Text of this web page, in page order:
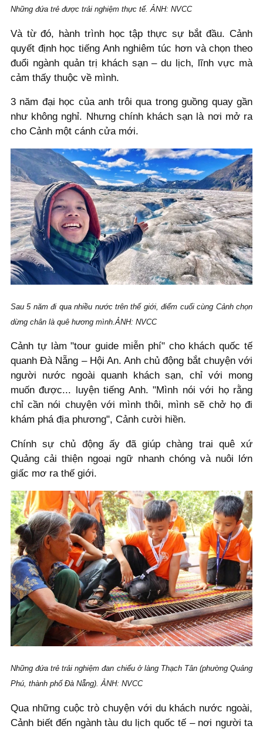
Những đứa trẻ được trải nghiệm thực tế. ẢNH: NVCC
Và từ đó, hành trình học tập thực sự bắt đầu. Cảnh
quyết định học tiếng Anh nghiêm túc hơn và chọn theo
đuổi ngành quản trị khách sạn – du lịch, lĩnh vực mà
cảm thấy thuộc về mình.
3 năm đại học của anh trôi qua trong guồng quay gần
như không nghỉ. Nhưng chính khách sạn là nơi mở ra
cho Cảnh một cánh cửa mới.
Sau 5 năm đi qua nhiều nước trên thế giới, điểm cuối cùng Cảnh chọn
dừng chân là quê hương mình.ẢNH: NVCC
Cảnh tự làm "tour guide miễn phí" cho khách quốc tế
quanh Đà Nẵng – Hội An. Anh chủ động bắt chuyện với
người nước ngoài quanh khách sạn, chỉ với mong
muốn được... luyện tiếng Anh. "Mình nói với họ rằng
chỉ cần nói chuyện với mình thôi, mình sẽ chở họ đi
khám phá địa phương", Cảnh cười hiền.
Chính sự chủ động ấy đã giúp chàng trai quê xứ
Quảng cải thiện ngoại ngữ nhanh chóng và nuôi lớn
giấc mơ ra thế giới.
Những đứa trẻ trải nghiệm đan chiếu ở làng Thạch Tân (phường Quảng
Phú, thành phố Đà Nẵng). ẢNH: NVCC
Qua những cuộc trò chuyện với du khách nước ngoài,
Cảnh biết đến ngành tàu du lịch quốc tế – nơi người ta